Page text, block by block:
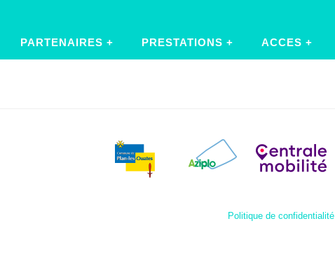
PARTENAIRES PRESTATIONS ACCES
Politique de confidentialité